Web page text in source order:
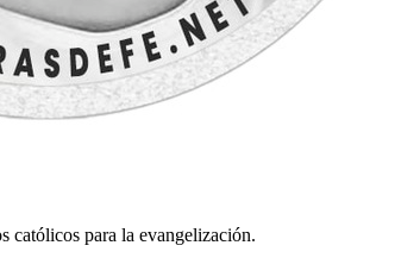
católicos para la evangelización.